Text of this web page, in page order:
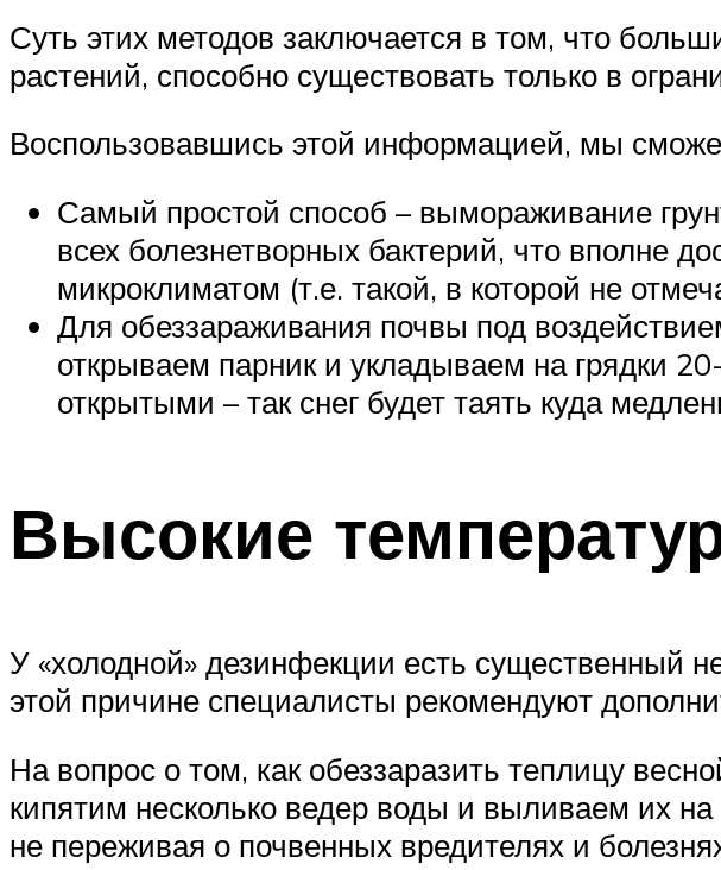
Суть этих методов заключается в том, что
растений, способно существовать только в
Воспользовавшись этой информацией, мы
Самый простой способ – вымораживание
всех болезнетворных бактерий, что вполне
микроклиматом (т.е. такой, в которой не
Для обеззараживания почвы под
открываем парник и укладываем на грядки
открытыми – так снег будет таять куда
Высокие
У «холодной» дезинфекции есть существенный
этой причине специалисты рекомендуют
На вопрос о том, как обеззаразить теплицу
кипятим несколько ведер воды и выливаем их
не переживая о почвенных вредителях и